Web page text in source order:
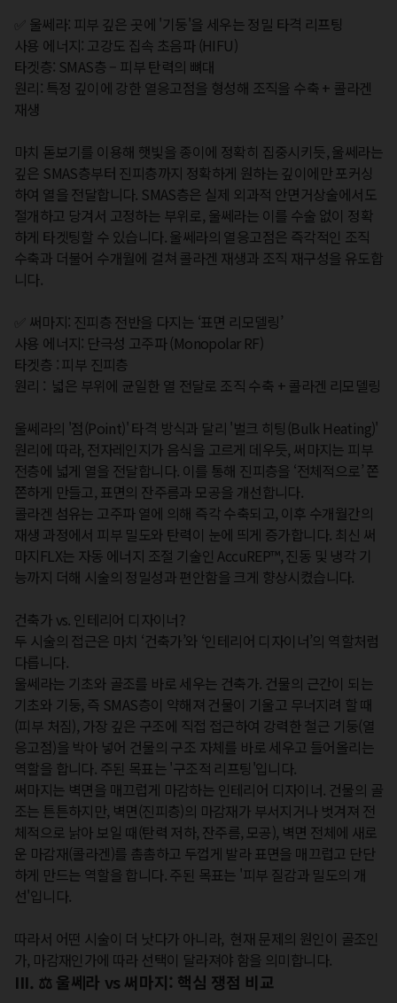
✅ 울쎄라: 피부 깊은 곳에 '기둥'을 세우는 정밀 타격 리프팅
사용 에너지: 고강도 집속 초음파 (HIFU)
타겟층: SMAS층 – 피부 탄력의 뼈대
원리: 특정 깊이에 강한 열응고점을 형성해 조직을 수축 + 콜라겐
재생
마치 돋보기를 이용해 햇빛을 종이에 정확히 집중시키듯, 울쎄라는
깊은 SMAS층부터 진피층까지 정확하게 원하는 깊이에만 포커싱
하여 열을 전달합니다. SMAS층은 실제 외과적 안면거상술에서도
절개하고 당겨서 고정하는 부위로, 울쎄라는 이를 수술 없이 정확
하게 타겟팅할 수 있습니다. 울쎄라의 열응고점은 즉각적인 조직
수축과 더불어 수개월에 걸쳐 콜라겐 재생과 조직 재구성을 유도합
니다.
✅ 써마지: 진피층 전반을 다지는 ‘표면 리모델링’
사용 에너지: 단극성 고주파 (Monopolar RF)
타겟층 : 피부 진피층
원리 :  넓은 부위에 균일한 열 전달로 조직 수축 + 콜라겐 리모델링
울쎄라의 '점(Point)' 타격 방식과 달리 '벌크 히팅(Bulk Heating)'
원리에 따라, 전자레인지가 음식을 고르게 데우듯, 써마지는 피부
전층에 넓게 열을 전달합니다. 이를 통해 진피층을 ‘전체적으로’ 쫀
쫀하게 만들고, 표면의 잔주름과 모공을 개선합니다.
콜라겐 섬유는 고주파 열에 의해 즉각 수축되고, 이후 수개월간의
재생 과정에서 피부 밀도와 탄력이 눈에 띄게 증가합니다. 최신 써
마지FLX는 자동 에너지 조절 기술인 AccuREP™, 진동 및 냉각 기
능까지 더해 시술의 정밀성과 편안함을 크게 향상시켰습니다.
건축가 vs. 인테리어 디자이너?
두 시술의 접근은 마치 ‘건축가’와 ‘인테리어 디자이너’의 역할처럼
다릅니다.
울쎄라는 기초와 골조를 바로 세우는 건축가. 건물의 근간이 되는
기초와 기둥, 즉 SMAS층이 약해져 건물이 기울고 무너지려 할 때
(피부 처짐), 가장 깊은 구조에 직접 접근하여 강력한 철근 기둥(열
응고점)을 박아 넣어 건물의 구조 자체를 바로 세우고 들어올리는
역할을 합니다. 주된 목표는 '구조적 리프팅'입니다.
써마지는 벽면을 매끄럽게 마감하는 인테리어 디자이너. 건물의 골
조는 튼튼하지만, 벽면(진피층)의 마감재가 부서지거나 벗겨져 전
체적으로 낡아 보일 때(탄력 저하, 잔주름, 모공), 벽면 전체에 새로
운 마감재(콜라겐)를 촘촘하고 두껍게 발라 표면을 매끄럽고 단단
하게 만드는 역할을 합니다. 주된 목표는 '피부 질감과 밀도의 개
선'입니다.
따라서 어떤 시술이 더 낫다가 아니라,  현재 문제의 원인이 골조인
가, 마감재인가에 따라 선택이 달라져야 함을 의미합니다.
III. ⚖️ 울쎄라 vs 써마지: 핵심 쟁점 비교